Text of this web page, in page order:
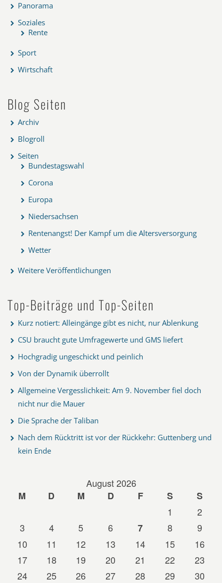
Panorama
Soziales
Rente
Sport
Wirtschaft
Blog Seiten
Archiv
Blogroll
Seiten
Bundestagswahl
Corona
Europa
Niedersachsen
Rentenangst! Der Kampf um die Altersversorgung
Wetter
Weitere Veröffentlichungen
Top-Beiträge und Top-Seiten
Kurz notiert: Alleingänge gibt es nicht, nur Ablenkung
CSU braucht gute Umfragewerte und GMS liefert
Hochgradig ungeschickt und peinlich
Von der Dynamik überrollt
Allgemeine Vergesslichkeit: Am 9. November fiel doch
nicht nur die Mauer
Die Sprache der Taliban
Nach dem Rücktritt ist vor der Rückkehr: Guttenberg und
kein Ende
August 2026
M
D M D F S
S
1
2
3
4 5 6 7 8
9
10
11 12 13 14 15
16
17
18 19 20 21 22
23
24
25 26 27 28 29
30